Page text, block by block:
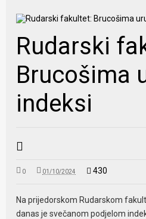
Rudarski
Brucošima
indeksi
0 01/10/2024 430
Na prijedorskom Rudarskom
danas je svečanom podjelom